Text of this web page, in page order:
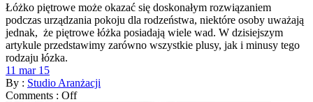
Łóżko piętrowe może okazać się doskonałym rozwiązaniem
podczas urządzania pokoju dla rodzeństwa, niektóre osoby uważają
jednak, że piętrowe łóżka posiadają wiele wad. W dzisiejszym
artykule przedstawimy zarówno wszystkie plusy, jak i minusy tego
rodzaju łózka.
11 mar 15
By : Studio Aranżacji
Comments : Off